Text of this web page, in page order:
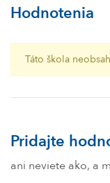
Hodnotenia
Táto škola
Pridajte
ani neviete ako, a